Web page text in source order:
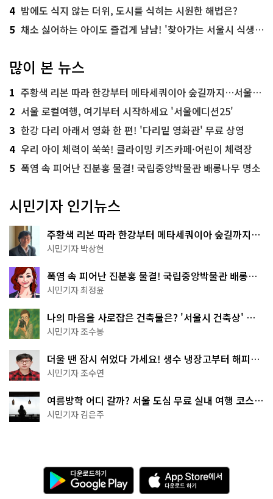
4 밤에도 식지 않는 더위, 도시를 식히는 시원한 해법은?
5 채소 싫어하는 아이도 즐겁게 냠냠! '찾아가는 서울시 식생활 교육' 현장
많이 본 뉴스
1 주황색 리본 따라 한강부터 메타세쿼이아 숲길까지…서울둘레길 15코스
2 서울 로컬여행, 여기부터 시작하세요 '서울에디션25'
3 한강 다리 아래서 영화 한 편! '다리밑 영화관' 무료 상영
4 우리 아이 체력이 쑥쑥! 클라이밍 키즈카페·어린이 체력장
5 폭염 속 피어난 진분홍 물결! 국립중앙박물관 배롱나무 명소
시민기자 인기뉴스
주황색 리본 따라 한강부터 메타세쿼이아 숲길까지…
서울둘레길 15코스
시민기자 박상현
폭염 속 피어난 진분홍 물결! 국립중앙박물관 배롱나
무 명소
시민기자 최정윤
나의 마음을 사로잡은 건축물은? '서울시 건축상' 수
상작 공개!
시민기자 조수봉
더울 땐 잠시 쉬었다 가세요! 생수 냉장고부터 해피소
·무더위쉼터까지
시민기자 조수연
여름방학 어디 갈까? 서울 도심 무료 실내 여행 코스
추천
시민기자 김은주
다
운
로
A
p
p